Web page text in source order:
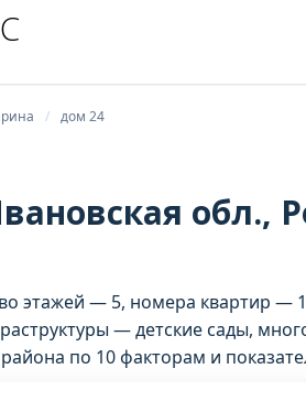
дом 24
обл.,
этажей — 5, номера квартир
— детские сады,
по 10 факторам и